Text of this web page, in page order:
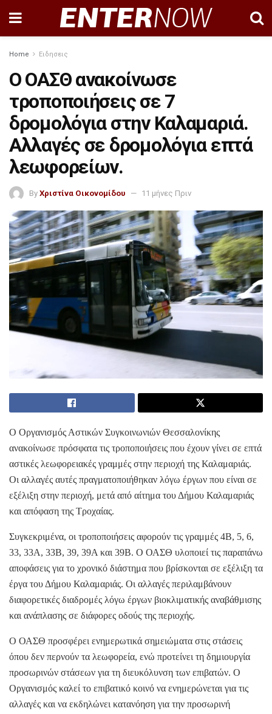
Home Ειδησεις
Ο ΟΑΣΘ ανακοίνωσε
τροποποιήσεις σε 7
δρομολόγια στην Καλαμαριά.
Αλλαγές σε δρομολόγια επτά
λεωφορείων.
By Χριστίνα Οικονομίδου 11 μήνες Πριν
Ο Οργανισμός Αστικών Συγκοινωνιών Θεσσαλονίκης
ανακοίνωσε πρόσφατα τις τροποποιήσεις που έχουν γίνει σε επτά
αστικές λεωφορειακές γραμμές στην περιοχή της Καλαμαριάς.
Οι αλλαγές αυτές πραγματοποιήθηκαν λόγω έργων που είναι σε
εξέλιξη στην περιοχή, μετά από αίτημα του Δήμου Καλαμαριάς
και απόφαση της Τροχαίας.
Συγκεκριμένα, οι τροποποιήσεις αφορούν τις γραμμές 4Β, 5, 6,
33, 33Α, 33Β, 39, 39Α και 39Β. Ο ΟΑΣΘ υλοποιεί τις παραπάνω
αποφάσεις για το χρονικό διάστημα που βρίσκονται σε εξέλιξη τα
έργα του Δήμου Καλαμαριάς. Οι αλλαγές περιλαμβάνουν
διαφορετικές διαδρομές λόγω έργων βιοκλιματικής αναβάθμισης
και ανάπλασης σε διάφορες οδούς της περιοχής.
Ο ΟΑΣΘ προσφέρει ενημερωτικά σημειώματα στις στάσεις
όπου δεν περνούν τα λεωφορεία, ενώ προτείνει τη δημιουργία
προσωρινών στάσεων για τη διευκόλυνση των επιβατών. Ο
Οργανισμός καλεί το επιβατικό κοινό να ενημερώνεται για τις
αλλαγές και να εκδηλώνει κατανόηση για την προσωρινή